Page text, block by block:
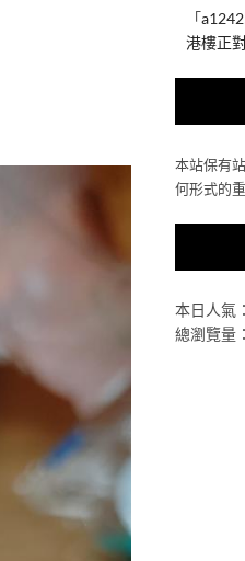
「
港樓正
本站保有
何形式的
本日人氣
總瀏覽量